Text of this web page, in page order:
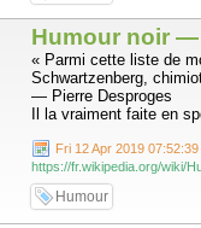
crucial de notre histoire
Et j’espère le plus
conclusions de ce que
les conditions pour
sereinement les
Mais pour ça j’ai
paquet de cons.»
Humour noir
« Parmi cette liste de
Schwartzenberg,
— Pierre Desproges
Il la vraiment faite en
Fri 12 Apr 2019
https://fr.wikipedia.org/wiki/
Humour